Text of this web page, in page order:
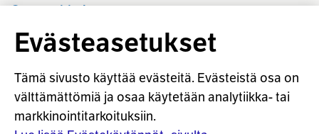
Osavuositiedot
Tilastotietokanta
Sijoitustoiminnan sääntely
Vastuullinen sijoittaminen
Sijoitussanasto
Osaketuoton ennakointi
Evästeasetukset
Tämä sivusto käyttää evästeitä. Evästeistä osa on
välttämättömiä ja osaa käytetään analytiikka- tai
markkinointitarkoituksiin.